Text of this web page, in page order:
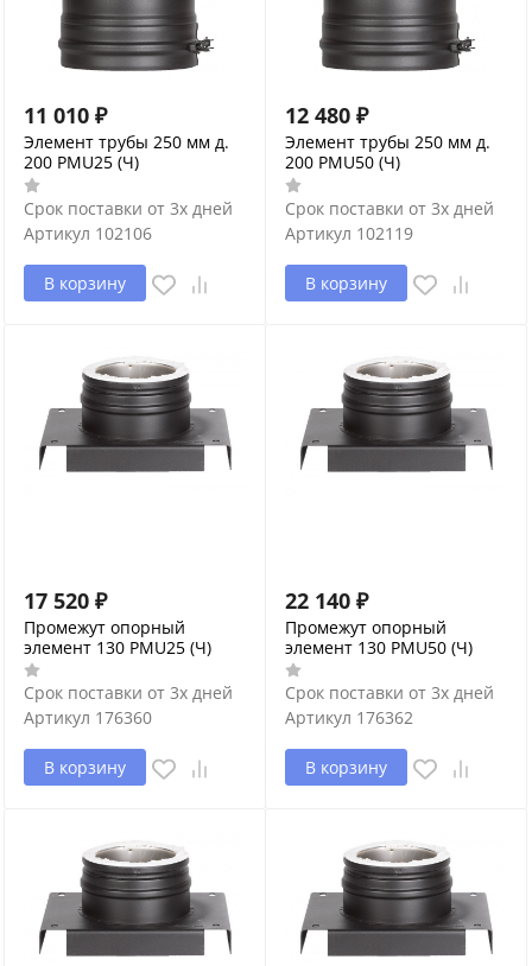
11 010 ₽
Элемент трубы 250 мм д.
200 PMU25 (Ч)
Срок поставки от 3х дней
Артикул 102106
В корзину
12 480 ₽
Элемент трубы 250 мм д.
200 PMU50 (Ч)
Срок поставки от 3х дней
Артикул 102119
В корзину
17 520 ₽
Промежут опорный
элемент 130 PMU25 (Ч)
Срок поставки от 3х дней
Артикул 176360
В корзину
22 140 ₽
Промежут опорный
элемент 130 PMU50 (Ч)
Срок поставки от 3х дней
Артикул 176362
В корзину